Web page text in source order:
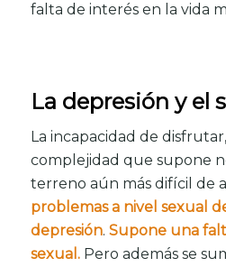
falta de interés en la vida
La depresión y el
La incapacidad de
complejidad que supone
terreno aún más difícil de
problemas a nivel sexual
depresión. Supone una
sexual.Pero además se